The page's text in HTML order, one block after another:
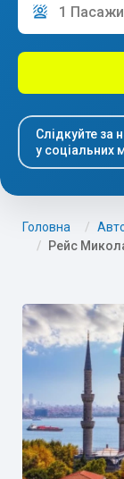
1
Слідкуйте за
у соціальних
Головна
Рейс